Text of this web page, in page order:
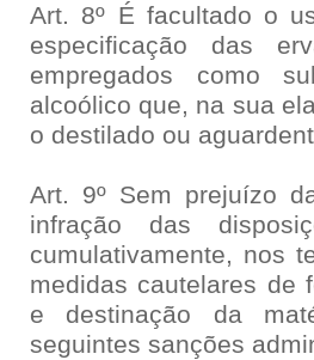
Art. 8º É facultado o
especificação das
empregados como
alcoólico que, na sua
o destilado ou
Art. 9º Sem prejuízo
infração das
cumulativamente, nos
medidas cautelares de
e destinação da
seguintes sanções